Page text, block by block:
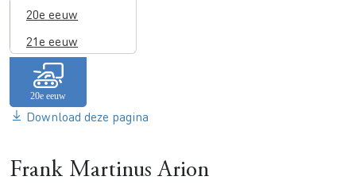
20e eeuw
21e eeuw
Image
Surinaamse en
Caribische literatuur
Download deze pagina
Frank Martinus Arion